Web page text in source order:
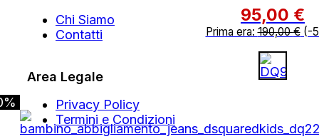
95,00 €
Prima era:190,00€(-
Chi Siamo
Contatti
Area Legale
Privacy Policy
Termini e Condizioni